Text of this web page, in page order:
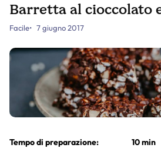
Barretta al cioccolato
Facile 7 giugno 2017
Tempo di preparazione:
10 min